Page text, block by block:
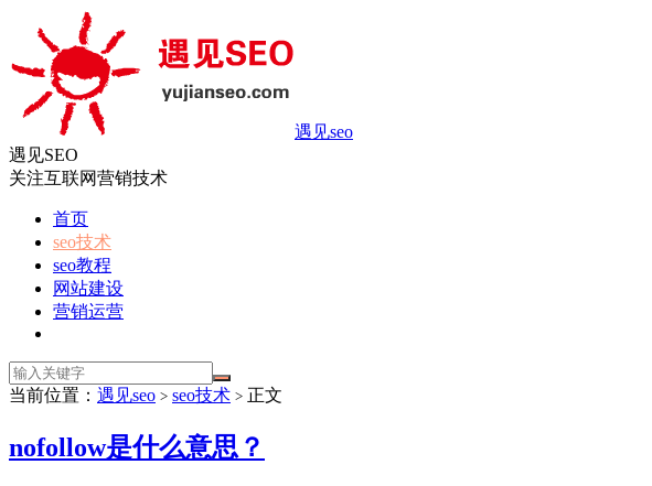
遇见seo
遇见SEO
关注互联网营销技术
首页
seo技术
seo教程
网站建设
营销运营
当前位置： 遇见seo > seo技术 > 正文
nofollow是什么意思？